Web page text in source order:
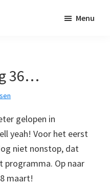
Menu
36…
gelopen in
yeah! Voor het eerst
niet nonstop, dat
programma. Op naar
maart!